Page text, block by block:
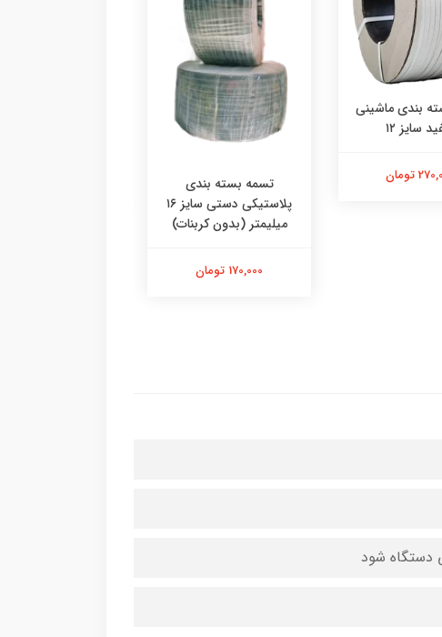
بندی ماشینی
سایز ۱۲
تومان
تسمه بسته بندی
پلاستیکی دستی سایز ۱۶
میلیمتر (بدون کربنات)
170,000 تومان
دستگاه شود